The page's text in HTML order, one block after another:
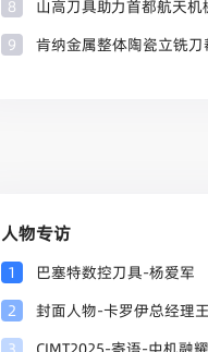
8
9
人物专访
1
巴塞特数控刀具-杨爱军
2